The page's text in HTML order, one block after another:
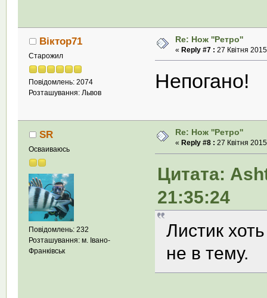
Віктор71
Старожил
Повідомлень: 2074
Розташування: Львов
Re: Нож ''Ретро''
« Reply #7 : 27 Квітня
Непогано!
SR
Осваиваюсь
Повідомлень: 232
Розташування: м. Івано-
Франківськ
Re: Нож ''Ретро''
« Reply #8 : 27 Квітня
Цитата:
21:35:24
Листик
не в тему.